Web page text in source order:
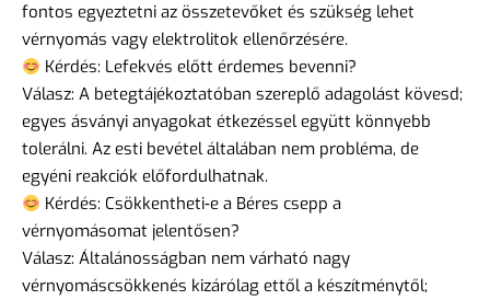
fontos egyeztetni az összetevőket és szükség lehet
vérnyomás vagy elektrolitok ellenőrzésére.
Kérdés: Lefekvés előtt érdemes bevenni?
Válasz: A betegtájékoztatóban szereplő adagolást kövesd;
egyes ásványi anyagokat étkezéssel együtt könnyebb
tolerálni. Az esti bevétel általában nem probléma, de
egyéni reakciók előfordulhatnak.
Kérdés: Csökkentheti‑e a Béres csepp a
vérnyomásomat jelentősen?
Válasz: Általánosságban nem várható nagy
vérnyomáscsökkenés kizárólag ettől a készítménytől;